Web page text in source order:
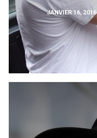
JANVIER 16, 2016